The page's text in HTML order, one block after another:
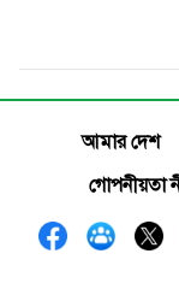
আমার দেশ
গোপনীয়তা